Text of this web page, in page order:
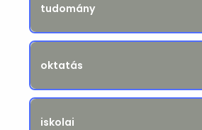
tudomány
oktatás
iskolai